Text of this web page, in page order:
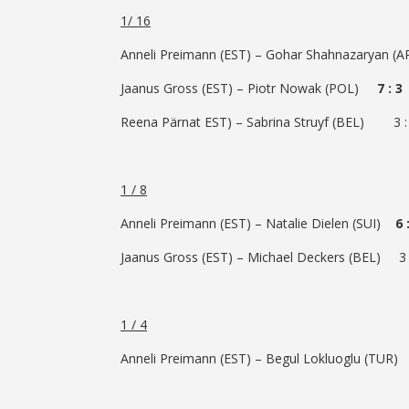
1/ 16
Anneli Preimann (EST) – Gohar Shahnazaryan
Jaanus Gross (EST) – Piotr Nowak (POL) 7 : 3
Reena Pärnat EST) – Sabrina Struyf (BEL) 3
1 / 8
Anneli Preimann (EST) – Natalie Dielen (SUI) 6
Jaanus Gross (EST) – Michael Deckers (BEL) 3
1 / 4
Anneli Preimann (EST) – Begul Lokluoglu